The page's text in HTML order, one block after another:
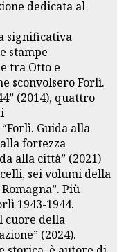
dedicata al
significativa
stampe
tra Otto e
sconvolsero Forlì.
(2014), quattro
Guida alla
fortezza
alla città” (2021)
sei volumi della
Più
1943-1944.
cuore della
(2024).